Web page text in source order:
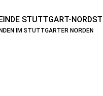
STUTTGART-
IM STUTTGARTER NORDEN